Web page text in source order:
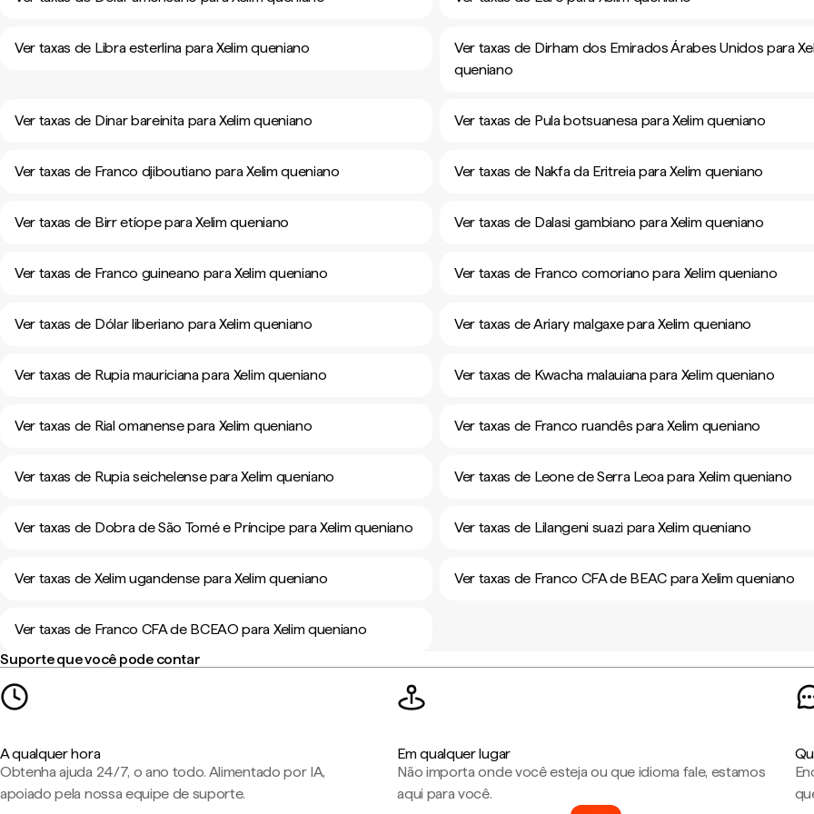
Ver taxas de Libra esterlina para Xelim queniano
Ver taxas de Dirham dos Emirados Árabes Unidos para
queniano
Ver taxas de Dinar bareinita para Xelim queniano Ver taxas de Pula botsuanesa para Xelim queniano
Ver taxas de Franco djiboutiano para Xelim queniano Ver taxas de Nakfa da Eritreia para Xelim queniano
Ver taxas de Birr etíope para Xelim queniano Ver taxas de Dalasi gambiano para Xelim queniano
Ver taxas de Franco guineano para Xelim queniano Ver taxas de Franco comoriano para Xelim queniano
Ver taxas de Dólar liberiano para Xelim queniano Ver taxas de Ariary malgaxe para Xelim queniano
Ver taxas de Rupia mauriciana para Xelim queniano Ver taxas de Kwacha malauiana para Xelim queniano
Ver taxas de Rial omanense para Xelim queniano Ver taxas de Franco ruandês para Xelim queniano
Ver taxas de Rupia seichelense para Xelim queniano Ver taxas de Leone de Serra Leoa para Xelim queniano
Ver taxas de Dobra de São Tomé e Príncipe para Xelim queniano Ver taxas de Lilangeni suazi para Xelim queniano
Ver taxas de Xelim ugandense para Xelim queniano Ver taxas de Franco CFA de BEAC para Xelim queniano
Ver taxas de Franco CFA de BCEAO para Xelim queniano
Suporte que você pode contar
A qualquer hora
Obtenha ajuda 24/7, o ano todo. Alimentado por IA,
apoiado pela nossa equipe de suporte.
Em qualquer lugar
Não importa onde você esteja ou que idioma fale, estamos
aqui para você.